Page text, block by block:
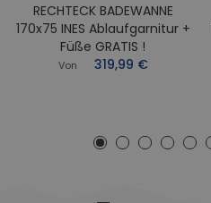
RECHTECK BADEWANNE
170x75 INES Ablaufgarnitur +
Füße GRATIS !
Von 319,99 €